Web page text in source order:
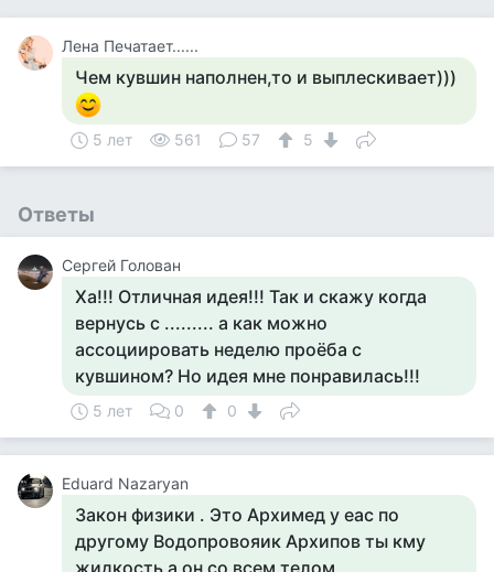
Лена Печатает......
Чем кувшин наполнен,то и выплескивает)))
5 лет 561 57 5
Ответы
Сергей Голован
Ха!!! Отличная идея!!! Так и скажу когда
вернусь с ......... а как можно
ассоциировать неделю проёба с
кувшином? Но идея мне понравилась!!!
5 лет 0 0
Eduard Nazaryan
Закон физики . Это Архимед у еас по
другому Водопровояик Архипов ты кму
жидкость а он со всем телом